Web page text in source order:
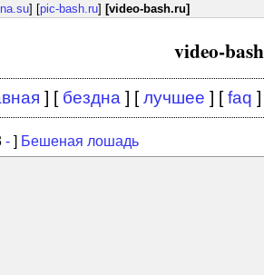
] [pic-bash.ru] [video-bash.ru]
video-
] [ бездна ] [лучшее ] [faq ]
- ] Бешеная лошадь